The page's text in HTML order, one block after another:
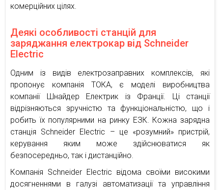
комерційних цілях.
Деякі особливості станцій для
заряджання електрокар від Schneider
Electric
Одним із видів електрозаправних комплексів, які
пропонує компанія ТОКА, є моделі виробництва
компанії Шнайдер Електрик із Франції. Ці станції
відрізняються зручністю та функціональністю, що і
робить їх популярними на ринку ЕЗК. Кожна зарядна
станція Schneider Electric – це «розумний» пристрій,
керування яким може здійснюватися як
безпосередньо, так і дистанційно.
Компанія Schneider Electric відома своїми високими
досягненнями в галузі автоматизації та управління